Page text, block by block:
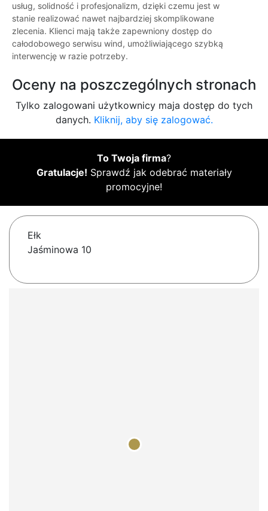
usług, solidność i profesjonalizm, dzięki czemu jest w
stanie realizować nawet najbardziej skomplikowane
zlecenia. Klienci mają także zapewniony dostęp do
całodobowego serwisu wind, umożliwiającego szybką
interwencję w razie potrzeby.
Oceny na poszczególnych stronach
Tylko zalogowani użytkownicy maja dostęp do tych
danych. Kliknij, aby się zalogować.
To Twoja firma?
Gratulacje! Sprawdź jak odebrać materiały
promocyjne!
Ełk
Jaśminowa 10